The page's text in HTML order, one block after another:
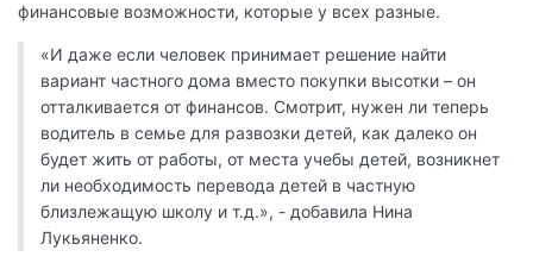
финансовые возможности, которые у всех разные.
«И даже если человек принимает решение найти
вариант частного дома вместо покупки высотки – он
отталкивается от финансов. Смотрит, нужен ли теперь
водитель в семье для развозки детей, как далеко он
будет жить от работы, от места учебы детей, возникнет
ли необходимость перевода детей в частную
близлежащую школу и т.д.», - добавила Нина
Лукьяненко.